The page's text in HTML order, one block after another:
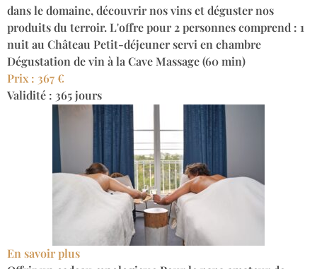
dans le domaine, découvrir nos vins et déguster nos
produits du terroir. L'offre pour 2 personnes comprend : 1
nuit au Château Petit-déjeuner servi en chambre
Dégustation de vin à la Cave Massage (60 min)
Prix : 367 €
Validité : 365 jours
En savoir plus